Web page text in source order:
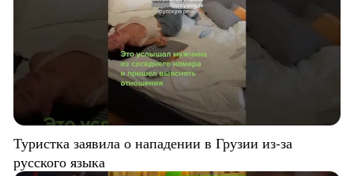
Туристка заявила о нападении в Грузии из-за
русского языка